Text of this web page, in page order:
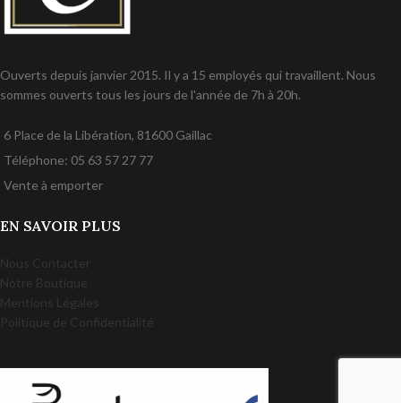
Ouverts depuis janvier 2015. Il y a 15 employés qui travaillent. Nous
sommes ouverts tous les jours de l'année de 7h à 20h.
6 Place de la Libération, 81600 Gaillac
Téléphone: 05 63 57 27 77
Vente à emporter
EN SAVOIR PLUS
Nous Contacter
Notre Boutique
Mentions Légales
Politique de Confidentialité